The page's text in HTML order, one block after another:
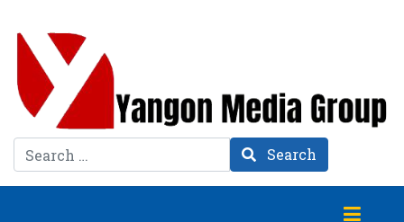
Search Search